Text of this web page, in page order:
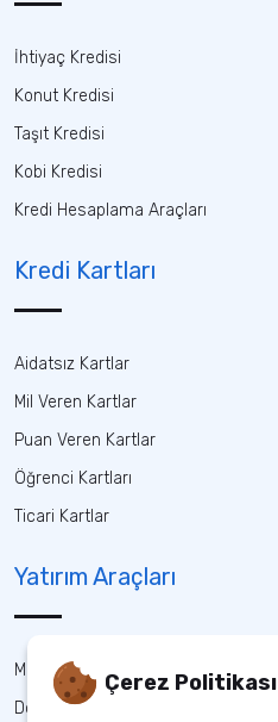
İhtiyaç Kredisi
Konut Kredisi
Taşıt Kredisi
Kobi Kredisi
Kredi Hesaplama Araçları
Kredi Kartları
Aidatsız Kartlar
Mil Veren Kartlar
Puan Veren Kartlar
Öğrenci Kartları
Ticari Kartlar
Yatırım Araçları
Mevduat
Döviz
Çerez Politikası